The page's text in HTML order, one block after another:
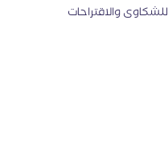
للشكاوى والاقتراحات